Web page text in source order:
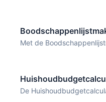
Met de
De